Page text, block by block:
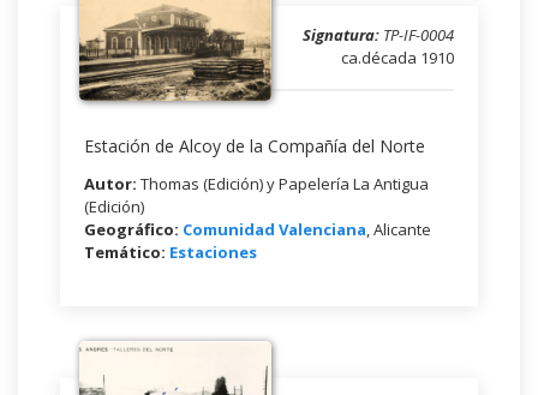
Signatura: TP-IF-0004
ca.década 1910
Estación de Alcoy de la Compañía del Norte
Autor: Thomas (Edición) y Papelería La Antigua
(Edición)
Geográfico: Comunidad Valenciana, Alicante
Temático: Estaciones